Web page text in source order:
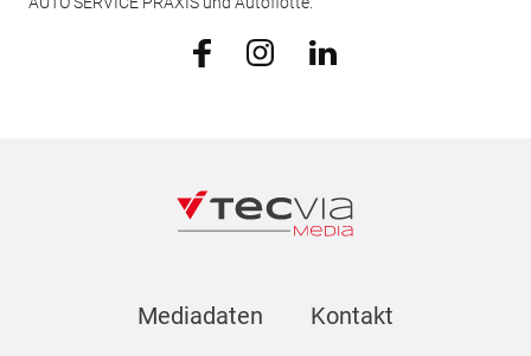
Mediadaten Kontakt